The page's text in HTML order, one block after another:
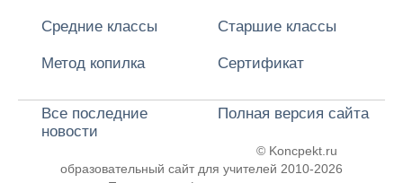
Средние классы Старшие классы
Метод копилка Сертификат
Все последние
новости
Полная версия сайта
© Koncpekt.ru
образовательный сайт для учителей 2010-2026